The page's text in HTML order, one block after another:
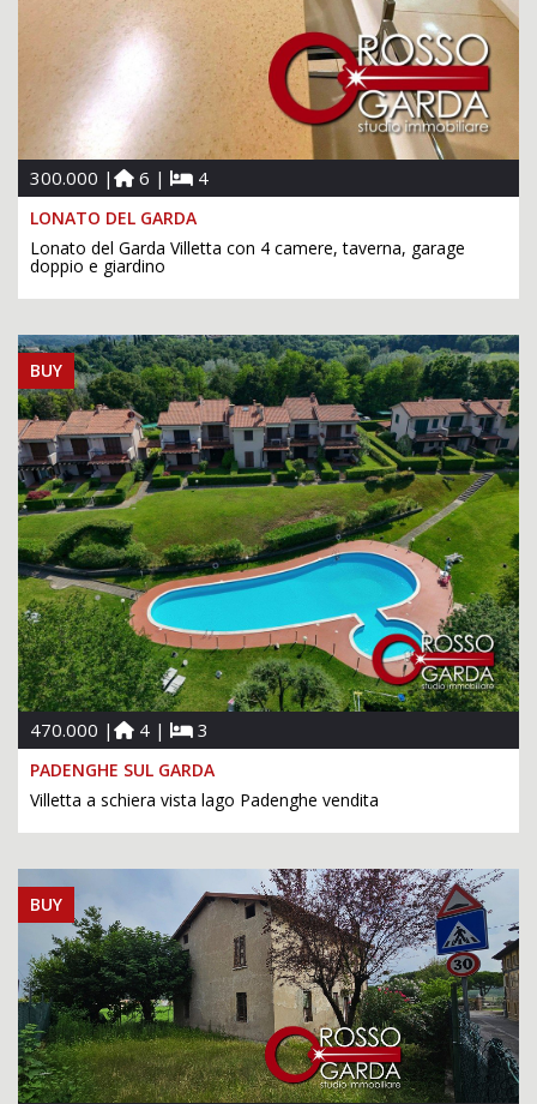
300.000 | 6 | 4
LONATO DEL GARDA
Lonato del Garda Villetta con 4 camere, taverna, garage
doppio e giardino
BUY
470.000 | 4 | 3
PADENGHE SUL GARDA
Villetta a schiera vista lago Padenghe vendita
BUY